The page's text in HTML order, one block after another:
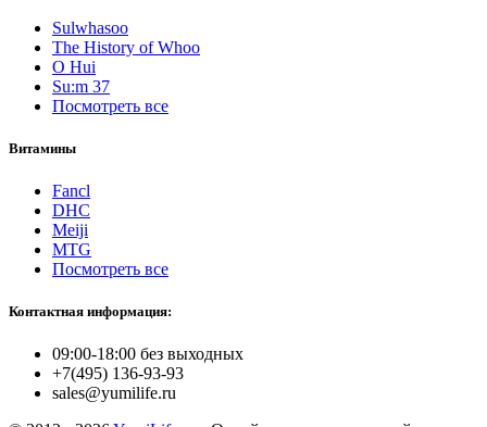
Sulwhasoo
The History of Whoo
O Hui
Su:m 37
Посмотреть все
Витамины
Fancl
DHC
Meiji
MTG
Посмотреть все
Контактная информация:
09:00-18:00 без выходных
+7(495) 136-93-93
sales@yumilife.ru